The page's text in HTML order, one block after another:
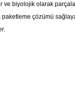
ve biyolojik olarak
çözümü